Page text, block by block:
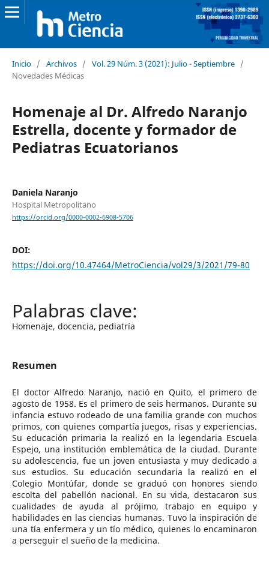
Inicio / Archivos / Vol. 29 Núm. 3 (2021): Julio - Septiembre /
Novedades Médicas
Homenaje al Dr. Alfredo Naranjo
Estrella, docente y formador de
Pediatras Ecuatorianos
Daniela Naranjo
Hospital Metropolitano
https://orcid.org/0000-0002-6908-5706
DOI:
https://doi.org/10.47464/MetroCiencia/vol29/3/2021/79-80
Homenaje, docencia, pediatría
Resumen
El doctor Alfredo Naranjo, nació en Quito, el primero de
agosto de 1958. Es el primero de seis hermanos. Durante su
infancia estuvo rodeado de una familia grande con muchos
primos, con quienes compartía juegos, risas y experiencias.
Su educación primaria la realizó en la legendaria Escuela
Espejo, una institución emblemática de la ciudad. Durante
su adolescencia, fue un joven entusiasta y muy dedicado a
sus estudios. Su educación secundaria la realizó en el
Colegio Montúfar, donde se graduó con honores siendo
escolta del pabellón nacional. En su vida, destacaron sus
cualidades de ayuda al prójimo, trabajo en equipo y
habilidades en las ciencias humanas. Tuvo la inspiración de
una tía enfermera y un tío médico, quienes lo encaminaron
a perseguir el sueño de la medicina.